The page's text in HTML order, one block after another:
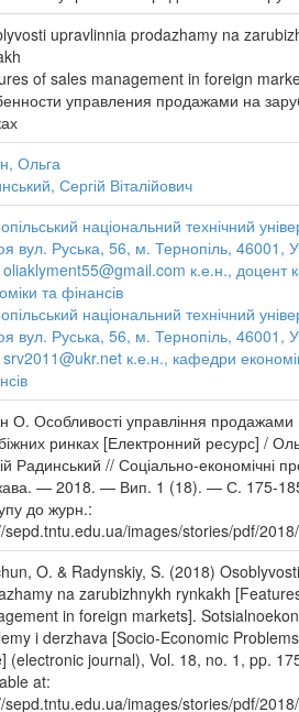
upravlinnia prodazhamy na
of sales management in foreign
управления продажами на
Ольга
Сергій Віталійович
національний технічний
вул. Руська, 56, м. Тернопіль, 46001,
oliaklyment55@gmail.com к.е.н., доцент
та фінансів
національний технічний
вул. Руська, 56, м. Тернопіль, 46001,
к.е.н., кафедри
О. Особливості управління продажами
ринках [Електронний ресурс] /
Радинський // Соціально-економічні
— 2018. — Вип. 1 (18). — С. 175-
до журн.:
sepd.tntu.edu.ua/images/stories/pdf/
O. & Radynskiy, S. (2018)
na zarubizhnykh rynkakh
in foreign markets].
i derzhava [Socio-Economic
(electronic journal), Vol. 18, no. 1, pp.
at:
sepd.tntu.edu.ua/images/stories/pdf/